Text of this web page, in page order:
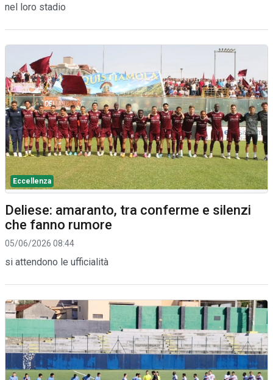
nel loro stadio
Eccellenza
Deliese: amaranto, tra conferme e silenzi
che fanno rumore
05/06/2026 08:44
si attendono le ufficialità